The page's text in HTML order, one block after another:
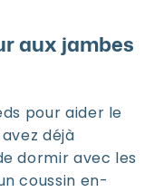
aux jambes
pour aider le
déjà
dormir avec les
coussin en-